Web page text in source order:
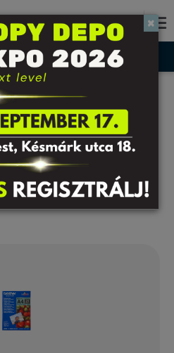
irodai papíráru fotópapírok
×